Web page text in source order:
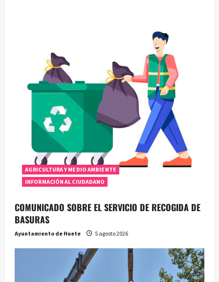
AGRICULTURA Y MEDIO AMBIENTE
INFORMACIÓN AL CIUDADANO
COMUNICADO SOBRE EL SERVICIO DE RECOGIDA DE
BASURAS
Ayuntamiento de Huete 5 agosto 2026